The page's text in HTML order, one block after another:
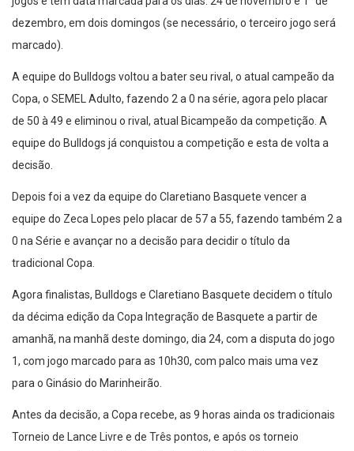
jogos e tem data marcada para os dias: 24 de novembro e 1° de
dezembro, em dois domingos (se necessário, o terceiro jogo será
marcado).
A equipe do Bulldogs voltou a bater seu rival, o atual campeão da
Copa, o SEMEL Adulto, fazendo 2 a 0 na série, agora pelo placar
de 50 à 49 e eliminou o rival, atual Bicampeão da competição. A
equipe do Bulldogs já conquistou a competição e esta de volta a
decisão.
Depois foi a vez da equipe do Claretiano Basquete vencer a
equipe do Zeca Lopes pelo placar de 57 a 55, fazendo também 2 a
0 na Série e avançar no a decisão para decidir o título da
tradicional Copa.
Agora finalistas, Bulldogs e Claretiano Basquete decidem o título
da décima edição da Copa Integração de Basquete a partir de
amanhã, na manhã deste domingo, dia 24, com a disputa do jogo
1, com jogo marcado para as 10h30, com palco mais uma vez
para o Ginásio do Marinheirão.
Antes da decisão, a Copa recebe, as 9 horas ainda os tradicionais
Torneio de Lance Livre e de Três pontos, e após os torneio